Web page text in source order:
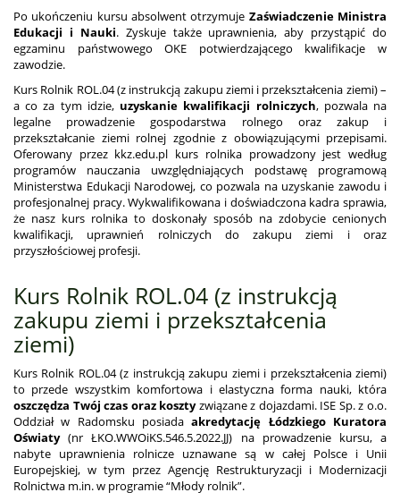
Po ukończeniu kursu absolwent otrzymuje Zaświadczenie Ministra
Edukacji i Nauki. Zyskuje także uprawnienia, aby przystąpić do
egzaminu państwowego OKE potwierdzającego kwalifikacje w
zawodzie.
Kurs Rolnik ROL.04 (z instrukcją zakupu ziemi i przekształcenia ziemi) –
a co za tym idzie, uzyskanie kwalifikacji rolniczych, pozwala na
legalne prowadzenie gospodarstwa rolnego oraz zakup i
przekształcanie ziemi rolnej zgodnie z obowiązującymi przepisami.
Oferowany przez kkz.edu.pl kurs rolnika prowadzony jest według
programów nauczania uwzględniających podstawę programową
Ministerstwa Edukacji Narodowej, co pozwala na uzyskanie zawodu i
profesjonalnej pracy. Wykwalifikowana i doświadczona kadra sprawia,
że nasz kurs rolnika to doskonały sposób na zdobycie cenionych
kwalifikacji, uprawnień rolniczych do zakupu ziemi i oraz
przyszłościowej profesji.
Kurs Rolnik ROL.04 (z instrukcją
zakupu ziemi i przekształcenia
ziemi)
Kurs Rolnik ROL.04 (z instrukcją zakupu ziemi i przekształcenia ziemi)
to przede wszystkim komfortowa i elastyczna forma nauki, która
oszczędza Twój czas oraz kosztyzwiązane z dojazdami. ISE Sp. z o.o.
Oddział w Radomsku posiadaakredytację Łódzkiego Kuratora
Oświaty(nr ŁKO.WWOiKS.546.5.2022.JJ) na prowadzenie kursu, a
nabyte uprawnienia rolnicze uznawane są w całej Polsce i Unii
Europejskiej, w tym przez Agencję Restrukturyzacji i Modernizacji
Rolnictwa m.in. w programie “Młody rolnik”.